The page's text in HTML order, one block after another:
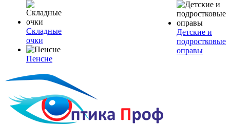
Складные
очки
Пенсне
Детские и
подростковые
оправы